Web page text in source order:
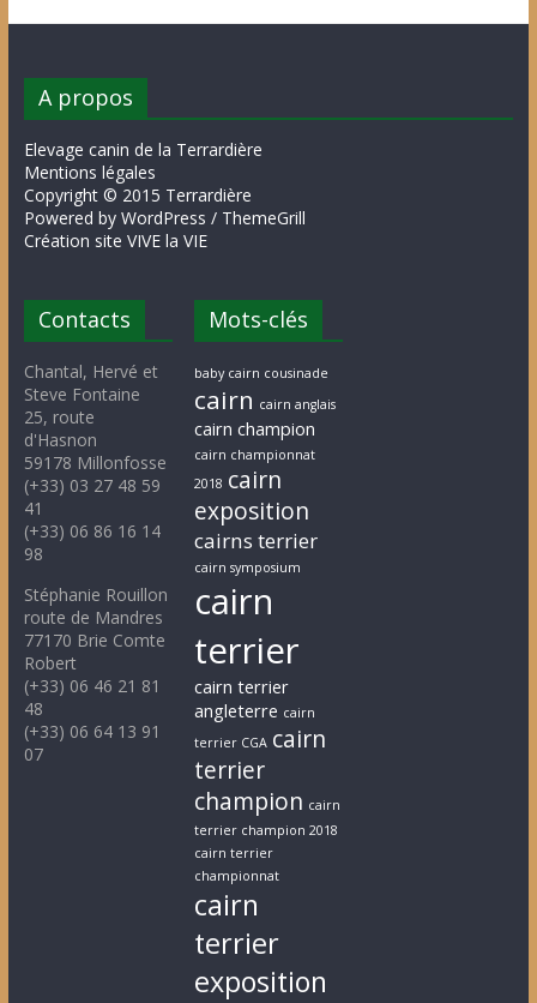
A propos
Elevage canin de la Terrardière
Mentions légales
Copyright © 2015 Terrardière
Powered by WordPress / ThemeGrill
Création site VIVE la VIE
Contacts
Chantal, Hervé et
Steve Fontaine
25, route
d'Hasnon
59178 Millonfosse
(+33) 03 27 48 59
41
(+33) 06 86 16 14
98
Stéphanie Rouillon
route de Mandres
77170 Brie Comte
Robert
(+33) 06 46 21 81
48
(+33) 06 64 13 91
07
Mots-clés
baby cairn cousinade
cairn cairn anglais
cairn champion
cairn championnat
2018 cairn
exposition
cairns terrier
cairn symposium
cairn
terrier
cairn terrier
angleterre cairn
terrier CGA cairn
terrier
champion cairn
terrier champion 2018
cairn terrier
championnat
cairn
terrier
exposition